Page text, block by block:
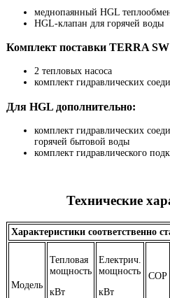
меднопаянный HGL
HGL-клапан для горячей воды
Комплект поставки TERRA
2 тепловых насоса
комплект гидравлических
Для HGL дополнительно:
комплект гидравлических
горячей бытовой воды
комплект гидравлического
Технические
Характеристики соответственно
Модель
Тепловая
мощность
кВт
Електрич.
мощность
кВт
COP